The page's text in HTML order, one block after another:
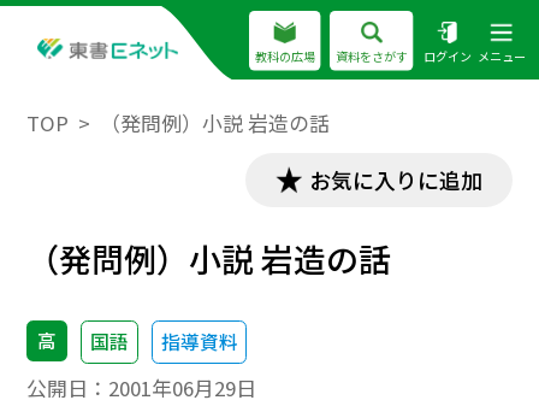
教科の広場 資料をさがす ログイン メニュー
TOP （発問例）小説 岩造の話
お気に入りに追加
（発問例）小説 岩造の話
高 国語 指導資料
公開日： 2001年06月29日